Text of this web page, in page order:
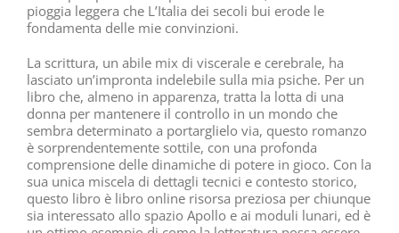
pioggia leggera che L’Italia dei secoli bui erode le
fondamenta delle mie convinzioni.
La scrittura, un abile mix di viscerale e cerebrale, ha
lasciato un’impronta indelebile sulla mia psiche. Per un
libro che, almeno in apparenza, tratta la lotta di una
donna per mantenere il controllo in un mondo che
sembra determinato a portarglielo via, questo romanzo
è sorprendentemente sottile, con una profonda
comprensione delle dinamiche di potere in gioco. Con la
sua unica miscela di dettagli tecnici e contesto storico,
questo libro è libro online risorsa preziosa per chiunque
sia interessato allo spazio Apollo e ai moduli lunari, ed è